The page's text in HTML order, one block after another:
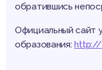
обратившись
Официальный сайт
образования:http://